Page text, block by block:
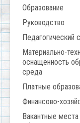
Образование
Руководство
Педагогический
Материально-
оснащенность
среда
Платные
Финансово-
Вакантные